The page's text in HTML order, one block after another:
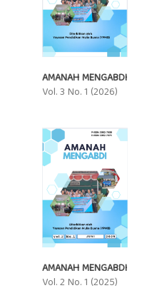
AMANAH MENGABDI
Vol. 3 No. 1 (2026)
AMANAH MENGABDI
Vol. 2 No. 1 (2025)